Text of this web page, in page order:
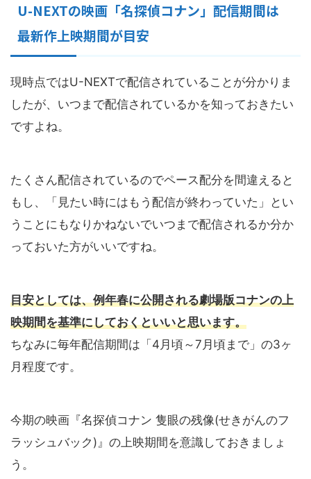
U-NEXTの映画「名探偵コナン」配信期間は
最新作上映期間が目安
現時点ではU-NEXTで配信されていることが分かりま
したが、いつまで配信されているかを知っておきたい
ですよね。
たくさん配信されているのでペース配分を間違えると
もし、「見たい時にはもう配信が終わっていた」とい
うことにもなりかねないでいつまで配信されるか分か
っておいた方がいいですね。
目安としては、例年春に公開される劇場版コナンの上
映期間を基準にしておくといいと思います。
ちなみに毎年配信期間は「4月頃～7月頃まで」の3ヶ
月程度です。
今期の映画『名探偵コナン 隻眼の残像(せきがんのフ
ラッシュバック)』の上映期間を意識しておきましょ
う。